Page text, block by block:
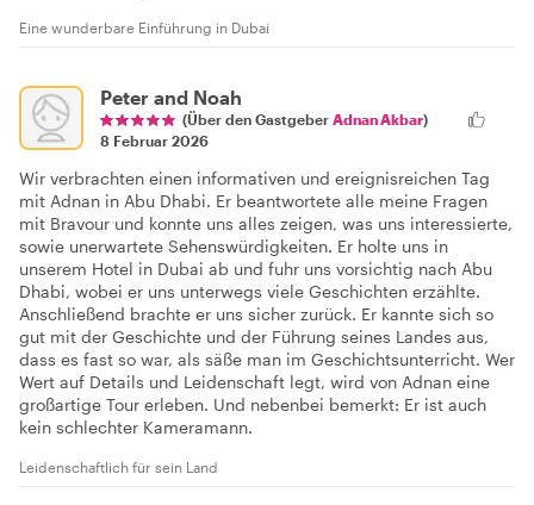
Eine wunderbare Einführung in Dubai
Peter and Noah
(Über den Gastgeber Adnan Akbar)
8 Februar 2026
Wir verbrachten einen informativen und ereignisreichen Tag
mit Adnan in Abu Dhabi. Er beantwortete alle meine Fragen
mit Bravour und konnte uns alles zeigen, was uns interessierte,
sowie unerwartete Sehenswürdigkeiten. Er holte uns in
unserem Hotel in Dubai ab und fuhr uns vorsichtig nach Abu
Dhabi, wobei er uns unterwegs viele Geschichten erzählte.
Anschließend brachte er uns sicher zurück. Er kannte sich so
gut mit der Geschichte und der Führung seines Landes aus,
dass es fast so war, als säße man im Geschichtsunterricht. Wer
Wert auf Details und Leidenschaft legt, wird von Adnan eine
großartige Tour erleben. Und nebenbei bemerkt: Er ist auch
kein schlechter Kameramann.
Leidenschaftlich für sein Land